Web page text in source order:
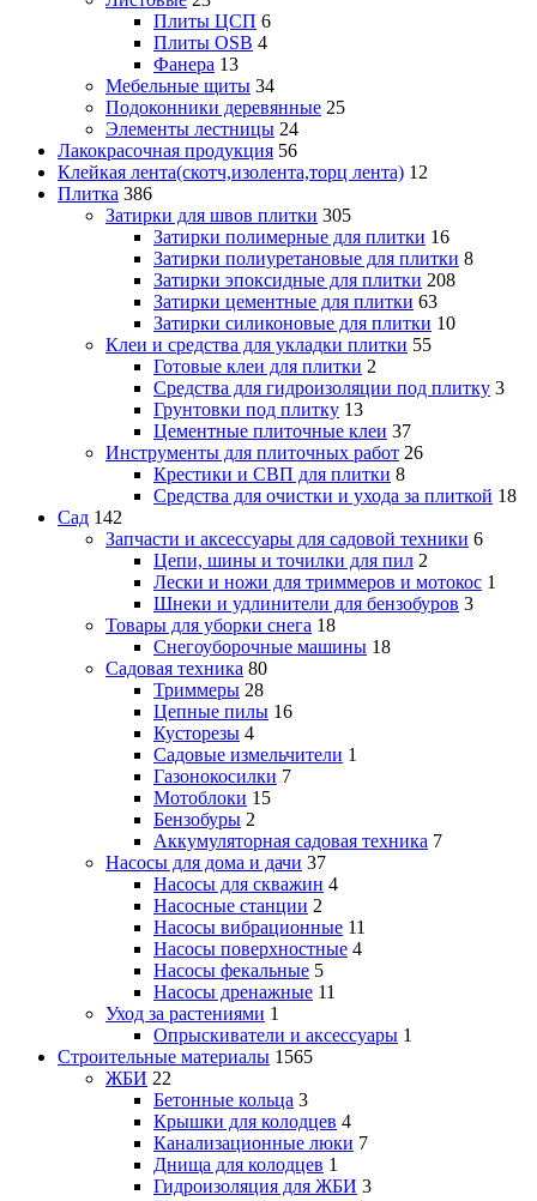
Плиты ЦСП 6
Плиты OSB 4
Фанера 13
Мебельные щиты 34
Подоконники деревянные 25
Элементы лестницы 24
Лакокрасочная продукция 56
Клейкая лента(скотч,изолента,торц лента) 12
Плитка 386
Затирки для швов плитки 305
Затирки полимерные для плитки 16
Затирки полиуретановые для плитки 8
Затирки эпоксидные для плитки 208
Затирки цементные для плитки 63
Затирки силиконовые для плитки 10
Клеи и средства для укладки плитки 55
Готовые клеи для плитки 2
Средства для гидроизоляции под плитку 3
Грунтовки под плитку 13
Цементные плиточные клеи 37
Инструменты для плиточных работ 26
Крестики и СВП для плитки 8
Средства для очистки и ухода за плиткой 18
Сад 142
Запчасти и аксессуары для садовой техники 6
Цепи, шины и точилки для пил 2
Лески и ножи для триммеров и мотокос 1
Шнеки и удлинители для бензобуров 3
Товары для уборки снега 18
Снегоуборочные машины 18
Садовая техника 80
Триммеры 28
Цепные пилы 16
Кусторезы 4
Садовые измельчители 1
Газонокосилки 7
Мотоблоки 15
Бензобуры 2
Аккумуляторная садовая техника 7
Насосы для дома и дачи 37
Насосы для скважин 4
Насосные станции 2
Насосы вибрационные 11
Насосы поверхностные 4
Насосы фекальные 5
Насосы дренажные 11
Уход за растениями 1
Опрыскиватели и аксессуары 1
Строительные материалы 1565
ЖБИ 22
Бетонные кольца 3
Крышки для колодцев 4
Канализационные люки 7
Днища для колодцев 1
Гидроизоляция для ЖБИ 3